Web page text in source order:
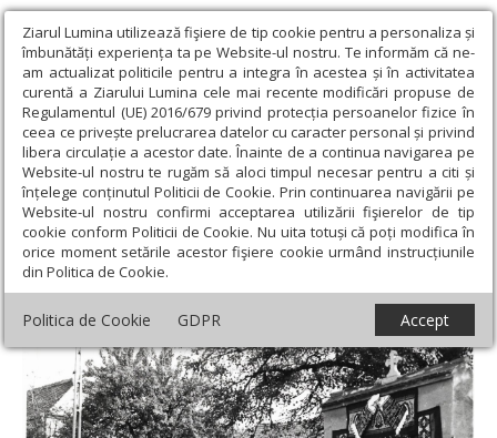
Ziarul Lumina utilizează fişiere de tip cookie pentru a personaliza și
îmbunătăți experiența ta pe Website-ul nostru. Te informăm că ne-
am actualizat politicile pentru a integra în acestea și în activitatea
curentă a Ziarului Lumina cele mai recente modificări propuse de
Regulamentul (UE) 2016/679 privind protecția persoanelor fizice în
ceea ce privește prelucrarea datelor cu caracter personal și privind
libera circulație a acestor date. Înainte de a continua navigarea pe
Website-ul nostru te rugăm să aloci timpul necesar pentru a citi și
înțelege conținutul Politicii de Cookie. Prin continuarea navigării pe
Website-ul nostru confirmi acceptarea utilizării fişierelor de tip
cookie conform Politicii de Cookie. Nu uita totuși că poți modifica în
orice moment setările acestor fişiere cookie urmând instrucțiunile
din Politica de Cookie.
Politica de Cookie GDPR Accept
Ziarul Lumina › Actualitate religioasă › Documentar ›
Mitropolitul Nicolae Mladin, „Altarul și amvonul, catedra și condeiul”
Mitropolitul Nicolae Mladin, „Altarul și
amvonul, catedra și condeiul”